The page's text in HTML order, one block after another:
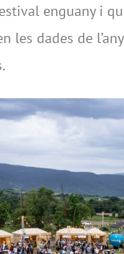
enguany i
les dades de